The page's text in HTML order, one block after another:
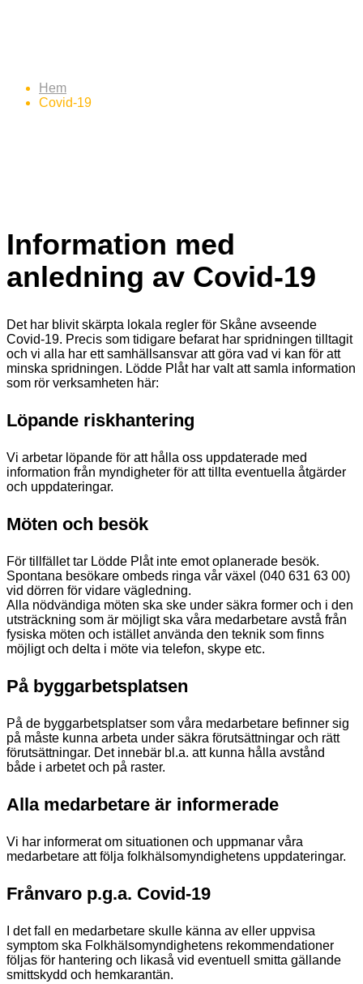
Hem
Covid-19
Information med
anledning av Covid-19
Det har blivit skärpta lokala regler för Skåne avseende
Covid-19. Precis som tidigare befarat har spridningen tilltagit
och vi alla har ett samhällsansvar att göra vad vi kan för att
minska spridningen. Lödde Plåt har valt att samla information
som rör verksamheten här:
Löpande riskhantering
Vi arbetar löpande för att hålla oss uppdaterade med
information från myndigheter för att tillta eventuella åtgärder
och uppdateringar.
Möten och besök
För tillfället tar Lödde Plåt inte emot oplanerade besök.
Spontana besökare ombeds ringa vår växel (040 631 63 00)
vid dörren för vidare vägledning.
Alla nödvändiga möten ska ske under säkra former och i den
utsträckning som är möjligt ska våra medarbetare avstå från
fysiska möten och istället använda den teknik som finns
möjligt och delta i möte via telefon, skype etc.
På byggarbetsplatsen
På de byggarbetsplatser som våra medarbetare befinner sig
på måste kunna arbeta under säkra förutsättningar och rätt
förutsättningar. Det innebär bl.a. att kunna hålla avstånd
både i arbetet och på raster.
Alla medarbetare är informerade
Vi har informerat om situationen och uppmanar våra
medarbetare att följa folkhälsomyndighetens uppdateringar.
Frånvaro p.g.a. Covid-19
I det fall en medarbetare skulle känna av eller uppvisa
symptom ska Folkhälsomyndighetens rekommendationer
följas för hantering och likaså vid eventuell smitta gällande
smittskydd och hemkarantän.